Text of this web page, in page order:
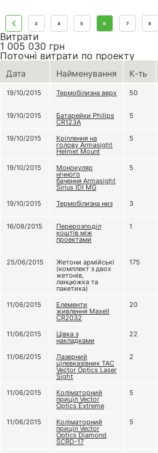
3 4 5 6 7 8
Витрати
1 005 030 грн
Поточні витрати по проекту
Дата Найменування К-ть
19/10/2015 Термобілизна верх 50
19/10/2015
Батарейки Philips
CR123А
5
19/10/2015
Кріплення на
голову Armasight
Helmet Mount
5
19/10/2015 Монокуляр
нічного
бачення Armasight
Sirius IDI MG
5
19/10/2015 Термобілизна низ 3
16/08/2015
Перерозподіл
коштів між
проектами
1
25/06/2015
Жетони армійські
(комплект з двох
жетонів,
ланцюжка та
пакетика)
175
11/06/2015 Елементи
живлення Maxell
CR2032
20
11/06/2015 Цівка з
накладками
22
11/06/2015
Лазерний
цілевказівник TAC
Vector Optics Laser
Sight
2
11/06/2015 Коліматорний
приціл Vector
Optics Extreme
5
11/06/2015 Коліматорний
приціл Vector
Optics Diamond
SCRD-17
5